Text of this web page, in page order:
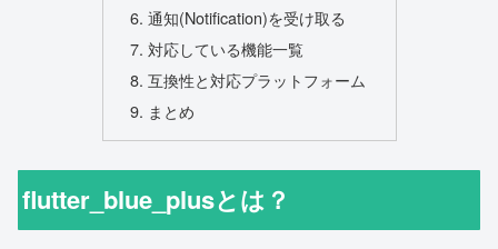
通知(Notification)を受け取る
対応している機能一覧
互換性と対応プラットフォーム
まとめ
flutter_blue_plusとは？